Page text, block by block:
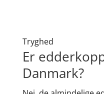
Tryghed
Er
Danmark?